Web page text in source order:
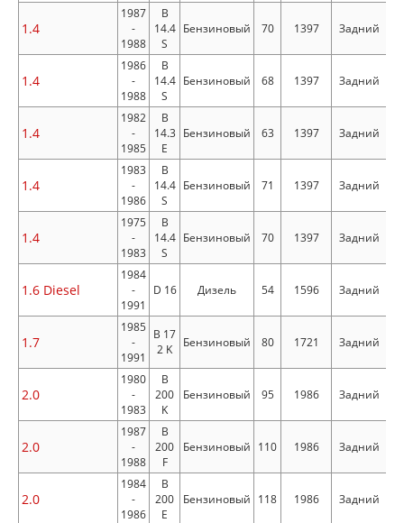
1.4
1987
-
1988
B
14.4
S
Бензиновый 70 1397 Задний
1.4
1986
-
1988
B
14.4
S
Бензиновый 68 1397 Задний
1.4
1982
-
1985
B
14.3
E
Бензиновый 63 1397 Задний
1.4
1983
-
1986
B
14.4
S
Бензиновый 71 1397 Задний
1.4
1975
-
1983
B
14.4
S
Бензиновый 70 1397 Задний
1.6 Diesel
1984
-
1991
D 16 Дизель 54 1596 Задний
1.7
1985
-
1991
B 17
2 K
Бензиновый 80 1721 Задний
2.0
1980
-
1983
B
200
K
Бензиновый 95 1986 Задний
2.0
1987
-
1988
B
200
F
Бензиновый 110 1986 Задний
2.0
1984
-
1986
B
200
E
Бензиновый 118 1986 Задний